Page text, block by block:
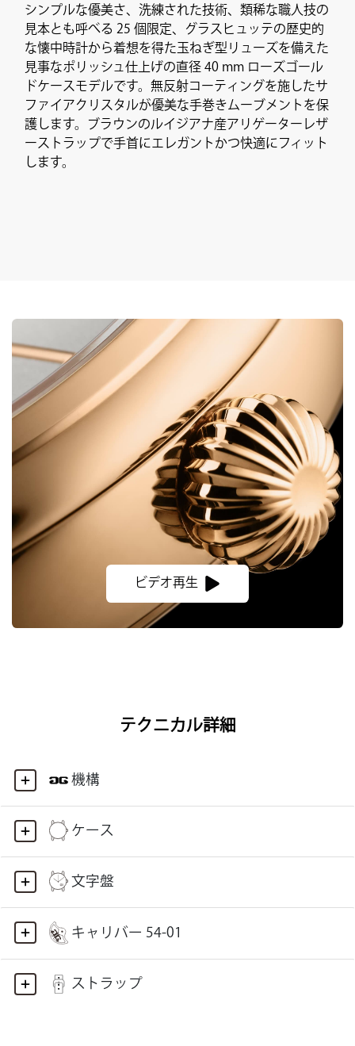
シンプルな優美さ、洗練された技術、類稀な職人技の
見本とも呼べる 25 個限定、グラスヒュッテの歴史的
な懐中時計から着想を得た玉ねぎ型リューズを備えた
見事なポリッシュ仕上げの直径 40 mm ローズゴール
ドケースモデルです。無反射コーティングを施したサ
ファイアクリスタルが優美な手巻きムーブメントを保
護します。ブラウンのルイジアナ産アリゲーターレザ
ーストラップで手首にエレガントかつ快適にフィット
します。
ビデオ再生
テクニカル詳細
機構
ケース
文字盤
キャリバー 54-01
ストラップ